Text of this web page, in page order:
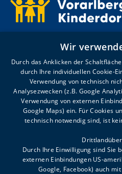
6900 Bregenz
T +43 5574 4992-0
willkommen@voki.at
Sommeröffnungszeiten:
MO-DO 8.00-12.00, 13.00-
FR 8.00-12.00
Wir
Durch das Anklicken der
durch Ihre individuellen Cookie-
Verwendung von technisch
Analysezwecken (z.B. Google
Verwendung von externen
Google Maps) ein. Für Cookies
technisch notwendig sind, ist
Durch Ihre Einwilligung sind Sie
externen Einbindungen US-
Google, Facebook) auch